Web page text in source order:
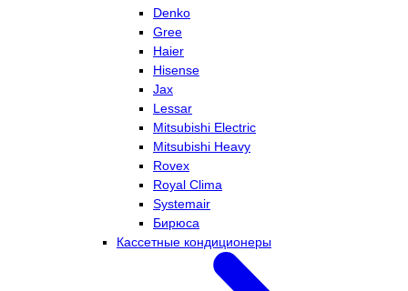
Denko
Gree
Haier
Hisense
Jax
Lessar
Mitsubishi Electric
Mitsubishi Heavy
Rovex
Royal Clima
Systemair
Бирюса
Кассетные кондиционеры